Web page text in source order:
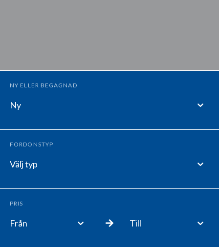
NY ELLER BEGAGNAD
Ny
FORDONSTYP
Välj typ
PRIS
Från Till